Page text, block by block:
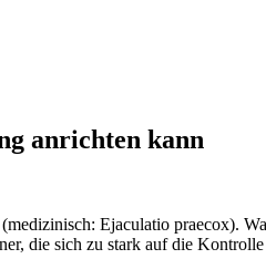
anrichten kann
Ejaculatio praecox).
die sich zu stark auf die